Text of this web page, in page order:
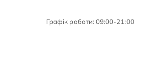
Графік роботи: 09:00-21:00